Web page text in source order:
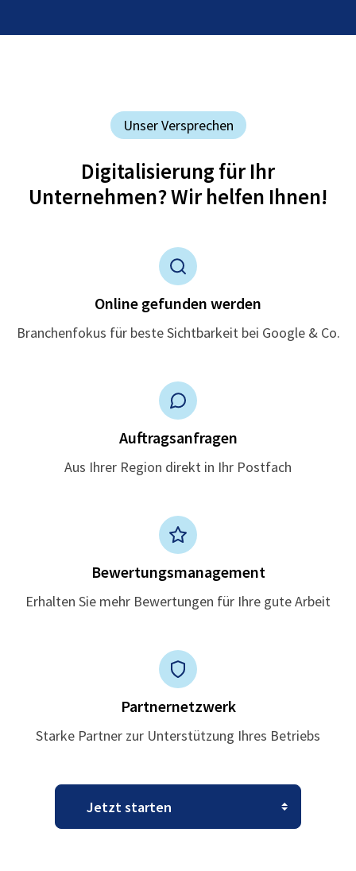
Unser Versprechen
Digitalisierung für Ihr
Unternehmen? Wir helfen Ihnen!
Online gefunden werden
Branchenfokus für beste Sichtbarkeit bei Google & Co.
Auftragsanfragen
Aus Ihrer Region direkt in Ihr Postfach
Bewertungsmanagement
Erhalten Sie mehr Bewertungen für Ihre gute Arbeit
Partnernetzwerk
Starke Partner zur Unterstützung Ihres Betriebs